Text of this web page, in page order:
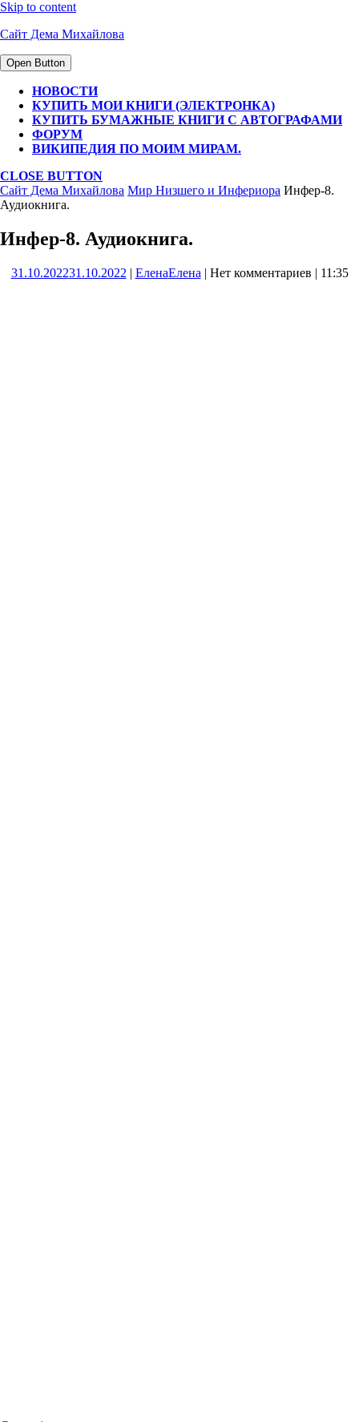
Skip to content
Сайт Дема Михайлова
Open Button
НОВОСТИ
КУПИТЬ МОИ КНИГИ (ЭЛЕКТРОНКА)
КУПИТЬ БУМАЖНЫЕ КНИГИ С АВТОГРАФАМИ
ФОРУМ
ВИКИПЕДИЯ ПО МОИМ МИРАМ.
CLOSE BUTTON
Сайт Дема Михайлова Мир Низшего и Инфериора Инфер-8.
Аудиокнига.
Инфер-8. Аудиокнига.
31.10.202231.10.2022 | ЕленаЕлена | Нет комментариев | 11:35